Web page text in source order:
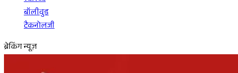
बॉलीवुड
टैकनोलजी
ब्रेकिंग न्यूज़